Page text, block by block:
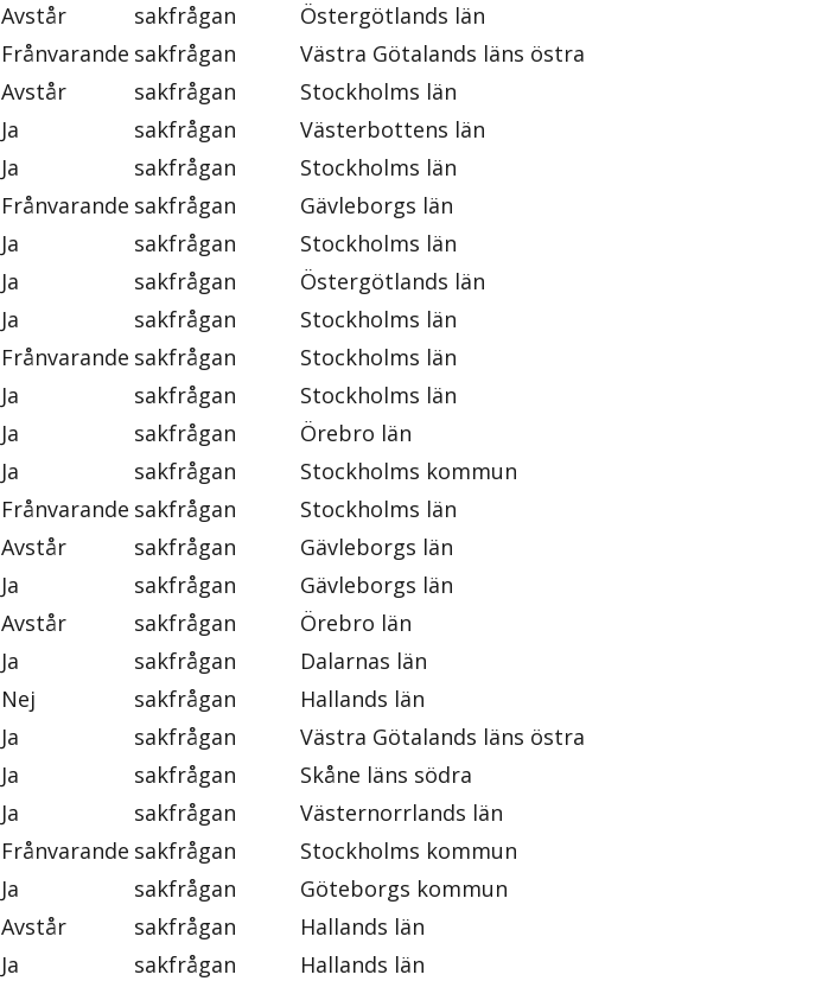
Avstår sakfrågan
Östergötlands län
Frånvarande sakfrågan
Västra Götalands läns östra
Avstår sakfrågan
Stockholms län
Ja sakfrågan
Västerbottens län
Ja sakfrågan
Stockholms län
Frånvarande sakfrågan
Gävleborgs län
Ja sakfrågan
Stockholms län
Ja sakfrågan
Östergötlands län
Ja sakfrågan
Stockholms län
Frånvarande sakfrågan
Stockholms län
Ja sakfrågan
Stockholms län
Ja sakfrågan
Örebro län
Ja sakfrågan
Stockholms kommun
Frånvarande sakfrågan
Stockholms län
Avstår sakfrågan
Gävleborgs län
Ja sakfrågan
Gävleborgs län
Avstår sakfrågan
Örebro län
Ja sakfrågan
Dalarnas län
Nej sakfrågan
Hallands län
Ja sakfrågan
Västra Götalands läns östra
Ja sakfrågan
Skåne läns södra
Ja sakfrågan
Västernorrlands län
Frånvarande sakfrågan
Stockholms kommun
Ja sakfrågan
Göteborgs kommun
Avstår sakfrågan
Hallands län
Ja sakfrågan
Hallands län